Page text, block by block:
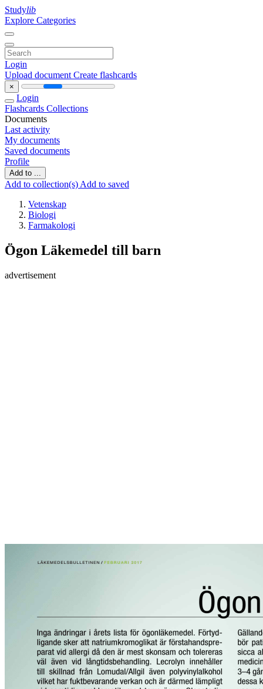
Studylib
Explore Categories
Login
Upload document Create flashcards
×
Login
Flashcards Collections
Documents
Last activity
My documents
Saved documents
Profile
Add to ...
Add to collection(s) Add to saved
Vetenskap
Biologi
Farmakologi
Ögon Läkemedel till barn
advertisement